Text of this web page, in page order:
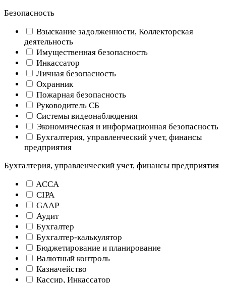
Безопасность
Взыскание задолженности, Коллекторская
деятельность
Имущественная безопасность
Инкассатор
Личная безопасность
Охранник
Пожарная безопасность
Руководитель СБ
Системы видеонаблюдения
Экономическая и информационная безопасность
Бухгалтерия, управленческий учет, финансы
предприятия
Бухгалтерия, управленческий учет, финансы предприятия
ACCA
CIPA
GAAP
Аудит
Бухгалтер
Бухгалтер-калькулятор
Бюджетирование и планирование
Валютный контроль
Казначейство
Кассир, Инкассатор